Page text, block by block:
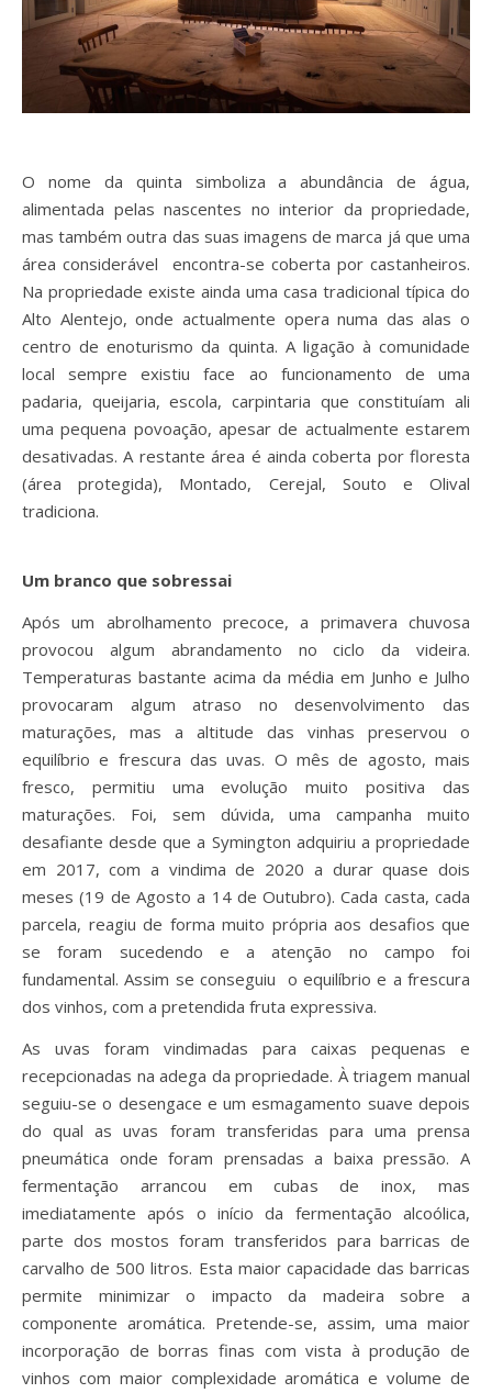
O nome da quinta simboliza a abundância de água,
alimentada pelas nascentes no interior da propriedade,
mas também outra das suas imagens de marca já que uma
área considerável encontra-se coberta por castanheiros.
Na propriedade existe ainda uma casa tradicional típica do
Alto Alentejo, onde actualmente opera numa das alas o
centro de enoturismo da quinta. A ligação à comunidade
local sempre existiu face ao funcionamento de uma
padaria, queijaria, escola, carpintaria que constituíam ali
uma pequena povoação, apesar de actualmente estarem
desativadas. A restante área é ainda coberta por floresta
(área protegida), Montado, Cerejal, Souto e Olival
tradiciona.
Um branco que sobressai
Após um abrolhamento precoce, a primavera chuvosa
provocou algum abrandamento no ciclo da videira.
Temperaturas bastante acima da média em Junho e Julho
provocaram algum atraso no desenvolvimento das
maturações, mas a altitude das vinhas preservou o
equilíbrio e frescura das uvas. O mês de agosto, mais
fresco, permitiu uma evolução muito positiva das
maturações. Foi, sem dúvida, uma campanha muito
desafiante desde que a Symington adquiriu a propriedade
em 2017, com a vindima de 2020 a durar quase dois
meses (19 de Agosto a 14 de Outubro). Cada casta, cada
parcela, reagiu de forma muito própria aos desafios que
se foram sucedendo e a atenção no campo foi
fundamental. Assim se conseguiu o equilíbrio e a frescura
dos vinhos, com a pretendida fruta expressiva.
As uvas foram vindimadas para caixas pequenas e
recepcionadas na adega da propriedade. À triagem manual
seguiu-se o desengace e um esmagamento suave depois
do qual as uvas foram transferidas para uma prensa
pneumática onde foram prensadas a baixa pressão. A
fermentação arrancou em cubas de inox, mas
imediatamente após o início da fermentação alcoólica,
parte dos mostos foram transferidos para barricas de
carvalho de 500 litros. Esta maior capacidade das barricas
permite minimizar o impacto da madeira sobre a
componente aromática. Pretende-se, assim, uma maior
incorporação de borras finas com vista à produção de
vinhos com maior complexidade aromática e volume de